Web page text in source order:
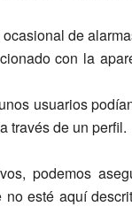
de
con la
usuarios
través de un perfil.
podemos
esté aquí